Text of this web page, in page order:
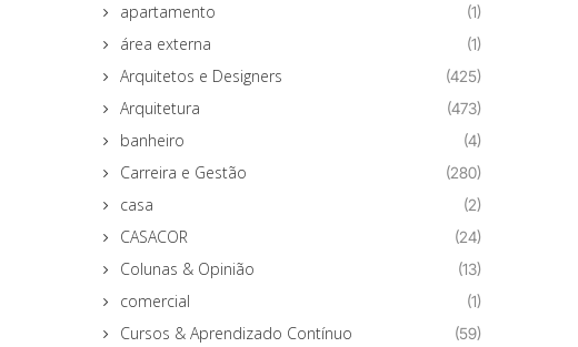
apartamento (1)
área externa (1)
Arquitetos e Designers (425)
Arquitetura (473)
banheiro (4)
Carreira e Gestão (280)
casa (2)
CASACOR (24)
Colunas & Opinião (13)
comercial (1)
Cursos & Aprendizado Contínuo (59)